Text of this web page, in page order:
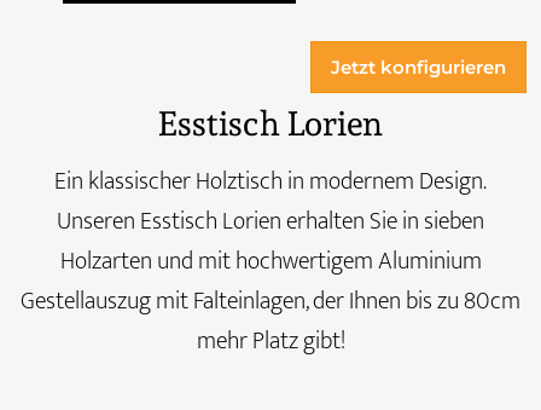
Jetzt konfigurieren
Esstisch Lorien
Ein klassischer Holztisch in modernem Design.
Unseren Esstisch Lorien erhalten Sie in sieben
Holzarten und mit hochwertigem Aluminium
Gestellauszug mit Falteinlagen, der Ihnen bis zu 80cm
mehr Platz gibt!